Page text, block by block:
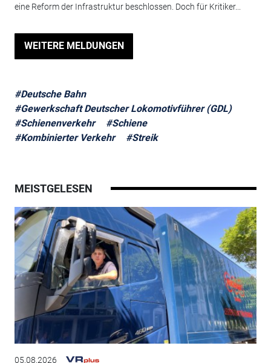
eine Reform der Infrastruktur beschlossen. Doch für Kritiker...
WEITERE MELDUNGEN
#Deutsche Bahn
#Gewerkschaft Deutscher Lokomotivführer (GDL)
#Schienenverkehr
#Schiene
#Kombinierter Verkehr
#Streik
MEISTGELESEN
05.08.2026